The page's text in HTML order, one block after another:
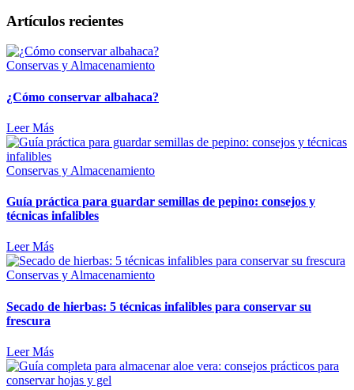
Artículos recientes
Conservas y Almacenamiento
¿Cómo conservar albahaca?
Leer Más
Conservas y Almacenamiento
Guía práctica para guardar semillas de pepino: consejos y
técnicas infalibles
Leer Más
Conservas y Almacenamiento
Secado de hierbas: 5 técnicas infalibles para conservar su
frescura
Leer Más